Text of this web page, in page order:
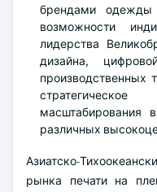
брендами
возможности
лидерства
дизайна,
производственных
масштабирования
различных
Азиатско-
рынка печати на